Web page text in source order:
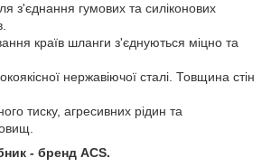
з'єднання гумових та силіконових
країв шланги з'єднуються міцно та
нержавіючої сталі. Товщина стін
тиску, агресивних рідин та
- бренд ACS.